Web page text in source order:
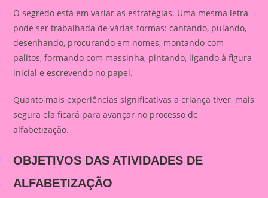
O segredo está em variar as estratégias. Uma mesma letra
pode ser trabalhada de várias formas: cantando, pulando,
desenhando, procurando em nomes, montando com
palitos, formando com massinha, pintando, ligando à figura
inicial e escrevendo no papel.
Quanto mais experiências significativas a criança tiver, mais
segura ela ficará para avançar no processo de
alfabetização.
OBJETIVOS DAS ATIVIDADES DE
ALFABETIZAÇÃO